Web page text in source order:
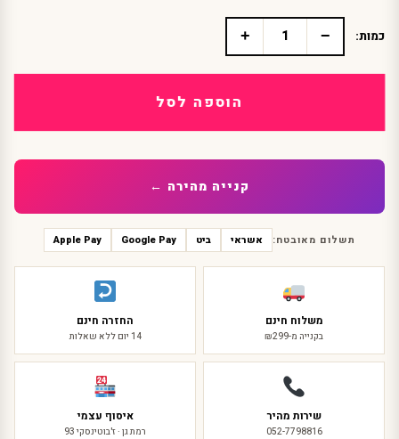
כמות
מכנסון
גזרה
לאישה
כמות: −
+
הוספה לסל
קנייה מהירה ←
תשלום מאובטח: אשראי ביט Google Pay
Apple Pay
משלוח חינם
בקנייה מ-₪299
החזרה חינם
14 יום ללא שאלות
שירות מהיר
052-7798816
איסוף עצמי
רמת גן · ז'בוטינסקי 93